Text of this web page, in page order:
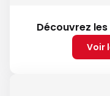
Découvrez
Voir